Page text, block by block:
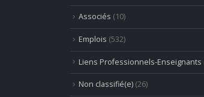
Associés (10)
Emplois (532)
Liens Professionnels-Enseignants
Non classifié(e) (26)